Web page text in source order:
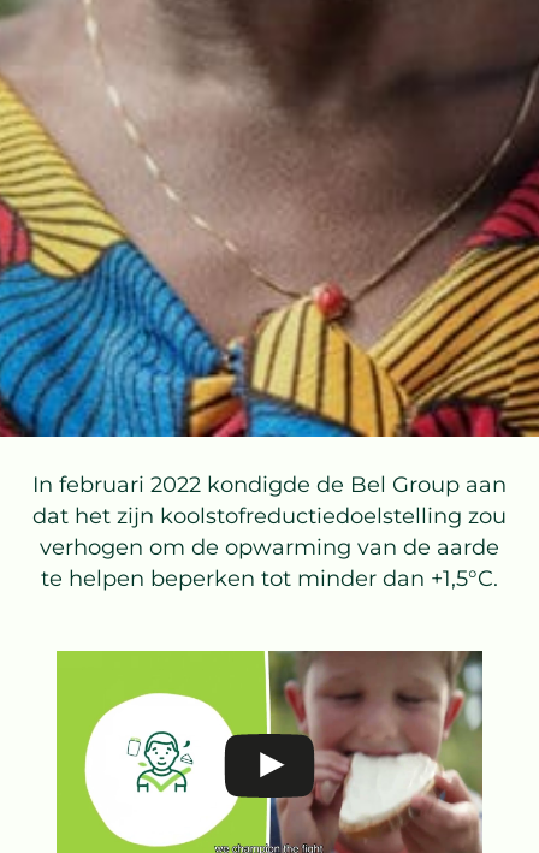
In februari 2022 kondigde de Bel Group aan
dat het zijn koolstofreductiedoelstelling zou
verhogen om de opwarming van de aarde
te helpen beperken tot minder dan +1,5°C.